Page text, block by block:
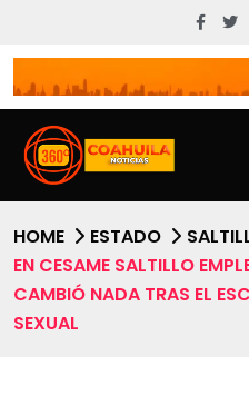
HOME ESTADO
EN CESAME SALTILLO
CAMBIÓ NADA TRAS EL
SEXUAL